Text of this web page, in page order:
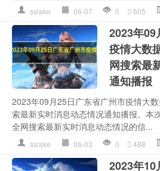
sslake 06-07 0 605
2023年09
疫情大数
网搜索最
通知播报
2023年09月25日广东省广州市疫情大
索最新实时消息动态情况通知播报。本
全网搜索最新实时消息动态情况的信...
sslake 06-03 0 488
2023年10